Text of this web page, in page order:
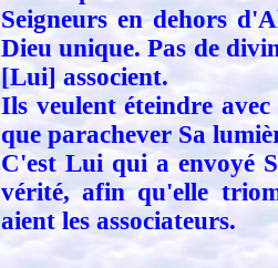
Seigneurs en dehors
Dieu unique. Pas de
[Lui] associent.
Ils veulent éteindre
que parachever Sa
C'est Lui qui a envoyé
vérité, afin qu'elle
aient les associateurs.